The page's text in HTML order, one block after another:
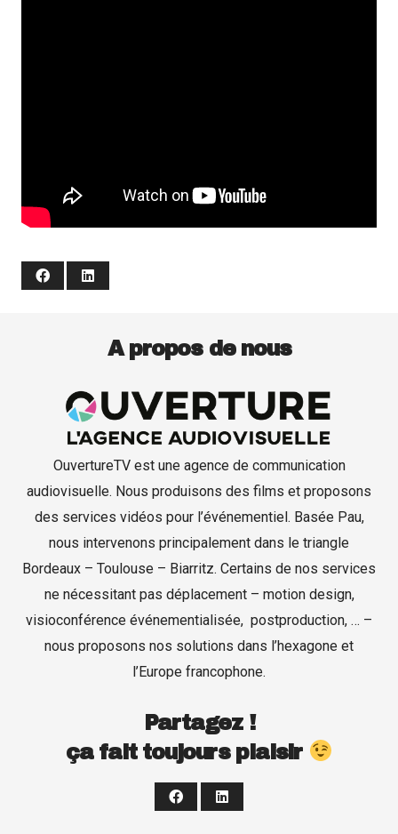
Production de films
Captation d’événements
Formation
Contact
A propos de nous
OuvertureTV est une agence de communication
audiovisuelle. Nous produisons des films et proposons
des services vidéos pour l’événementiel. Basée Pau,
nous intervenons principalement dans le triangle
Bordeaux – Toulouse – Biarritz. Certains de nos services
ne nécessitant pas déplacement – motion design,
visioconférence événementialisée, postproduction, … –
nous proposons nos solutions dans l’hexagone et
l’Europe francophone.
Partagez !
ça fait toujours plaisir